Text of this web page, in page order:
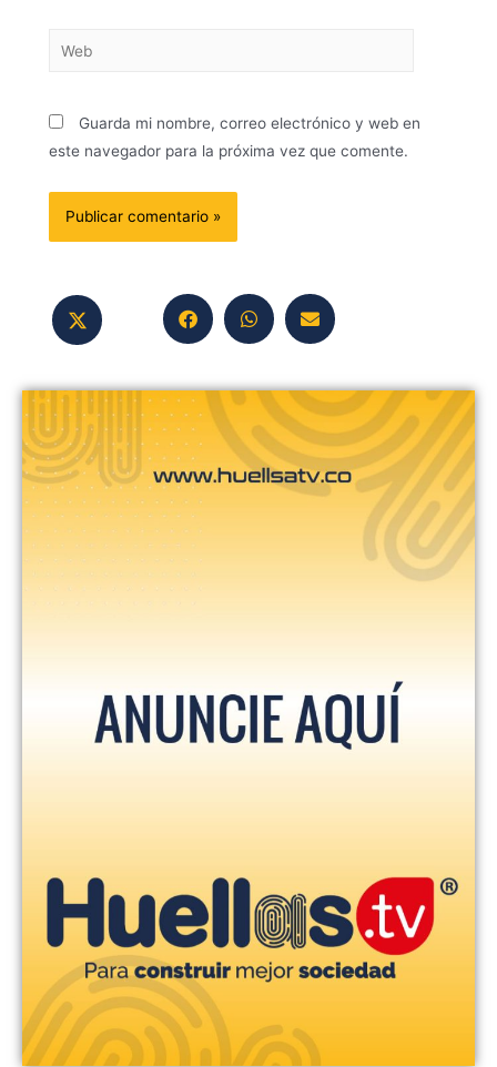
Guarda mi nombre, correo electrónico y web en
este navegador para la próxima vez que comente.